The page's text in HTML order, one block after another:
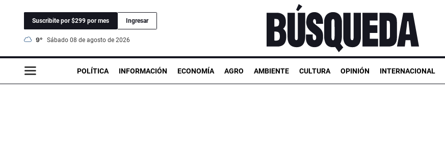
Suscribite por $299 por mes Ingresar
9° sábado 08 de agosto de 2026
POLÍTICA INFORMACIÓN ECONOMÍA AGRO AMBIENTE CULTURA OPINIÓN INTERNACIONAL